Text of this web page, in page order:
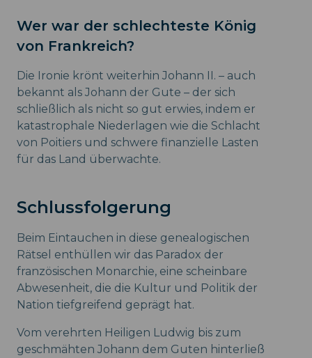
Wer war der schlechteste König
von Frankreich?
Die Ironie krönt weiterhin Johann II. – auch
bekannt als Johann der Gute – der sich
schließlich als nicht so gut erwies, indem er
katastrophale Niederlagen wie die Schlacht
von Poitiers und schwere finanzielle Lasten
für das Land überwachte.
Schlussfolgerung
Beim Eintauchen in diese genealogischen
Rätsel enthüllen wir das Paradox der
französischen Monarchie, eine scheinbare
Abwesenheit, die die Kultur und Politik der
Nation tiefgreifend geprägt hat.
Vom verehrten Heiligen Ludwig bis zum
geschmähten Johann dem Guten hinterließ